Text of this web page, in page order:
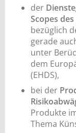
der
Scopes
bezüglich
gerade
unter
dem
(EHDS),
bei der
Produkte
Thema